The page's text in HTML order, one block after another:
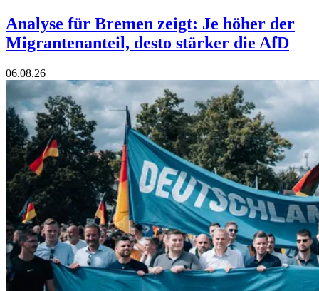
Analyse für Bremen zeigt: Je höher der
Migrantenanteil, desto stärker die AfD
06.08.26